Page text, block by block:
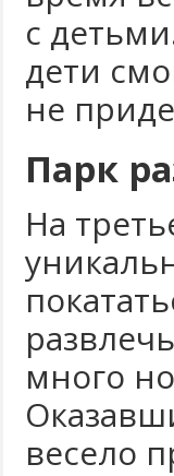
с
дети
не
Парк
На
много
весело